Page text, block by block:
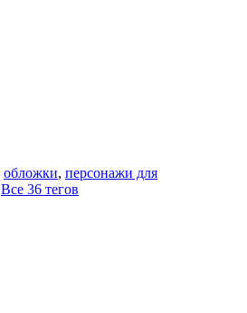
обложки, персонажи для
Все 36 тегов